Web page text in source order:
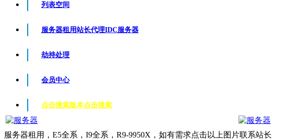
列表空间
服务器租用站长代理IDC服务器
劫持处理
会员中心
点击搜索版本点击搜索
服务器租用，E5全系，I9全系，R9-9950X，如有需求点击以上图片联系站长